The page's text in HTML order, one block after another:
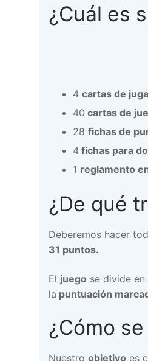
¿Cuál es
4 cartas de
40 cartas de
28 fichas de
4 fichas para
1 reglamento
¿De qué
Deberemos hacer
31 puntos.
El juego se divide en
la puntuación
¿Cómo
Nuestro objetivo es